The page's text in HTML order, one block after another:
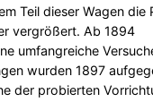
Teil dieser Wagen die
vergrößert. Ab 1894
umfangreiche
wurden 1897
der probierten